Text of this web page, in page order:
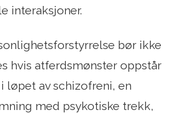
interaksjoner.
bør ikke
hvis atferdsmønster oppstår
løpet av schizofreni, en
med psykotiske trekk,